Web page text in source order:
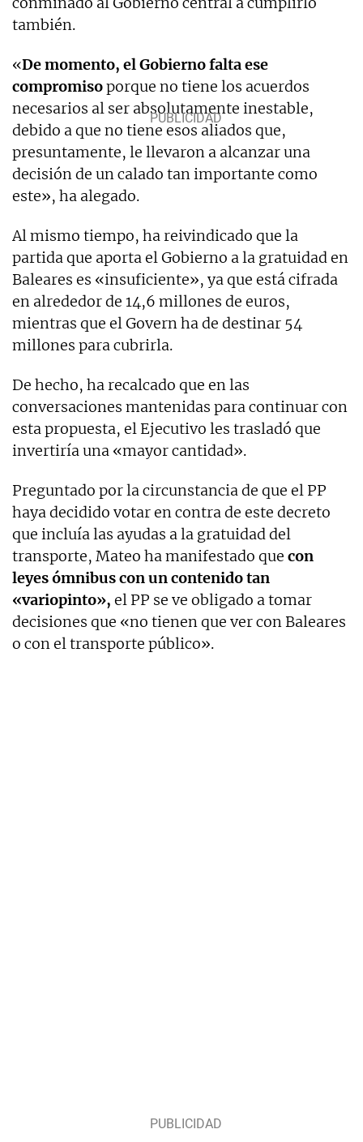
también.
«De momento, el Gobierno falta ese
compromisoporque no tiene los acuerdos
necesarios al ser absolutamente inestable,
debido a que no tiene esos aliados que,
presuntamente, le llevaron a alcanzar una
decisión de un calado tan importante como
este», ha alegado.
Al mismo tiempo, ha reivindicado que la
partida que aporta el Gobierno a la gratuidad en
Baleares es «insuficiente», ya que está cifrada
en alrededor de 14,6 millones de euros,
mientras que el Govern ha de destinar 54
millones para cubrirla.
De hecho, ha recalcado que en las
conversaciones mantenidas para continuar con
esta propuesta, el Ejecutivo les trasladó que
invertiría una «mayor cantidad».
Preguntado por la circunstancia de que el PP
haya decidido votar en contra de este decreto
que incluía las ayudas a la gratuidad del
transporte, Mateo ha manifestado que con
leyes ómnibus con un contenido tan
«variopinto», el PP se ve obligado a tomar
decisiones que «no tienen que ver con Baleares
o con el transporte público».